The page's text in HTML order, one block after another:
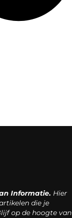
Informatie. Hier
die je
op de hoogte van